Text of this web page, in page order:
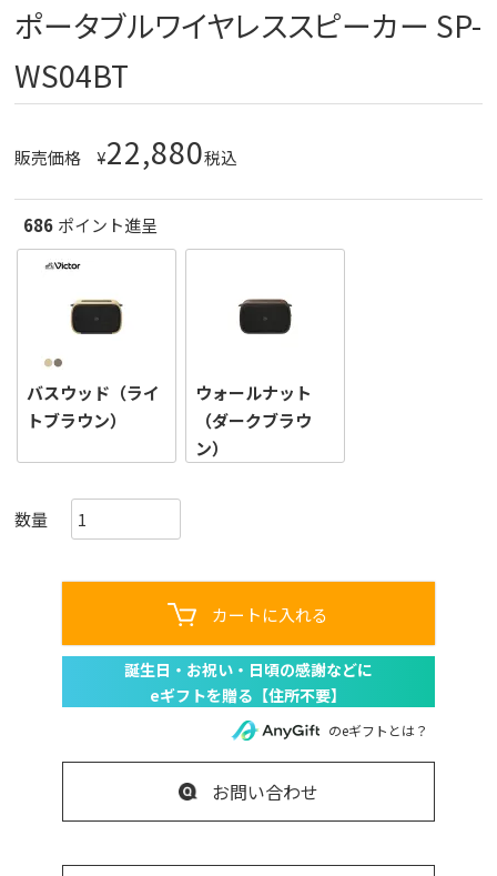
ポータブルワイヤレススピーカー SP-
WS04BT
販売価格 ¥22,880税込
686 ポイント進呈
バスウッド（ライ
トブラウン）
ウォールナット
（ダークブラウ
ン）
カートに入れる
のeギフトとは？
お問い合わせ